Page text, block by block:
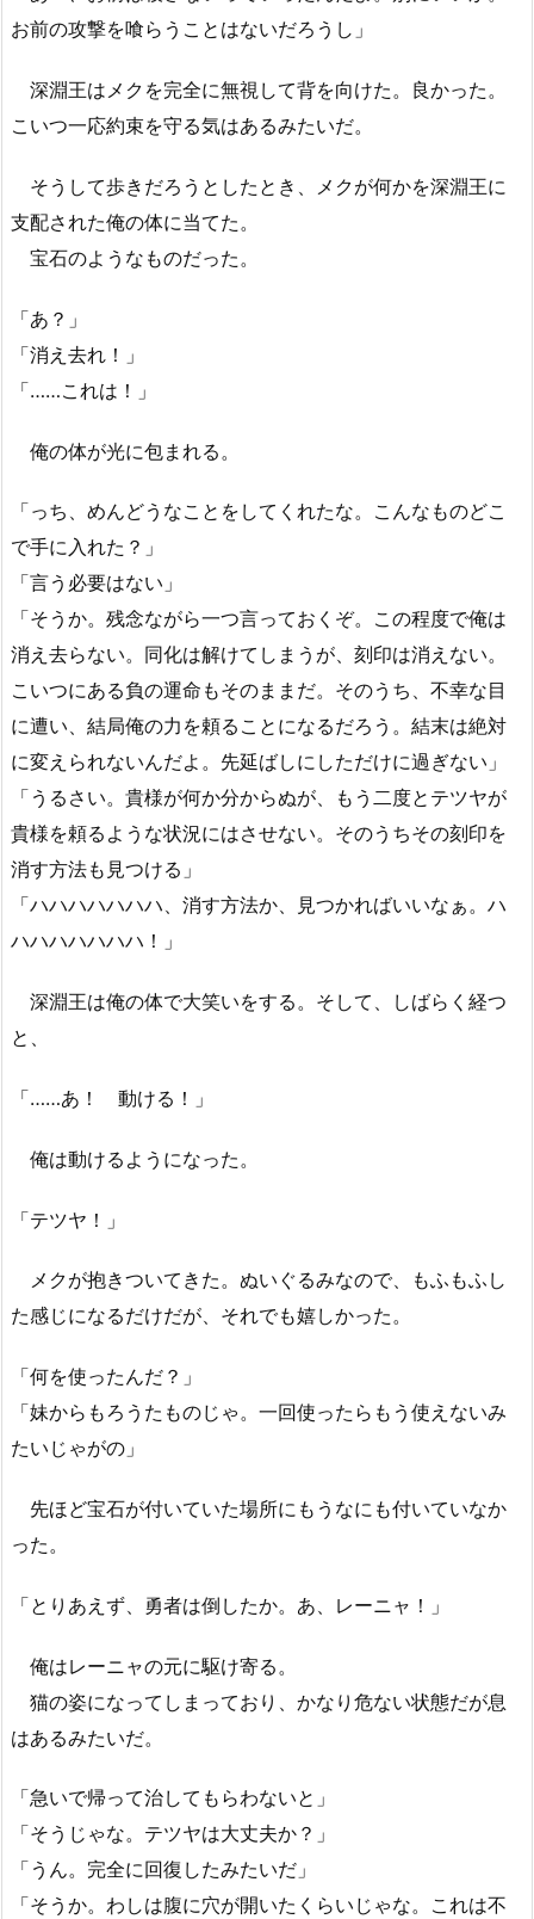
お前の攻撃を喰らうことはないだろうし」
深淵王はメクを完全に無視して背を向けた。良かった。
こいつ一応約束を守る気はあるみたいだ。
そうして歩きだろうとしたとき、メクが何かを深淵王に
支配された俺の体に当てた。
宝石のようなものだった。
「あ？」
「消え去れ！」
「……これは！」
俺の体が光に包まれる。
「っち、めんどうなことをしてくれたな。こんなものどこ
で手に入れた？」
「言う必要はない」
「そうか。残念ながら一つ言っておくぞ。この程度で俺は
消え去らない。同化は解けてしまうが、刻印は消えない。
こいつにある負の運命もそのままだ。そのうち、不幸な目
に遭い、結局俺の力を頼ることになるだろう。結末は絶対
に変えられないんだよ。先延ばしにしただけに過ぎない」
「うるさい。貴様が何か分からぬが、もう二度とテツヤが
貴様を頼るような状況にはさせない。そのうちその刻印を
消す方法も見つける」
「ハハハハハハハ、消す方法か、見つかればいいなぁ。ハ
ハハハハハハハ！」
深淵王は俺の体で大笑いをする。そして、しばらく経つ
と、
「……あ！ 動ける！」
俺は動けるようになった。
「テツヤ！」
メクが抱きついてきた。ぬいぐるみなので、もふもふし
た感じになるだけだが、それでも嬉しかった。
「何を使ったんだ？」
「妹からもろうたものじゃ。一回使ったらもう使えないみ
たいじゃがの」
先ほど宝石が付いていた場所にもうなにも付いていなか
った。
「とりあえず、勇者は倒したか。あ、レーニャ！」
俺はレーニャの元に駆け寄る。
猫の姿になってしまっており、かなり危ない状態だが息
はあるみたいだ。
「急いで帰って治してもらわないと」
「そうじゃな。テツヤは大丈夫か？」
「うん。完全に回復したみたいだ」
「そうか。わしは腹に穴が開いたくらいじゃな。これは不